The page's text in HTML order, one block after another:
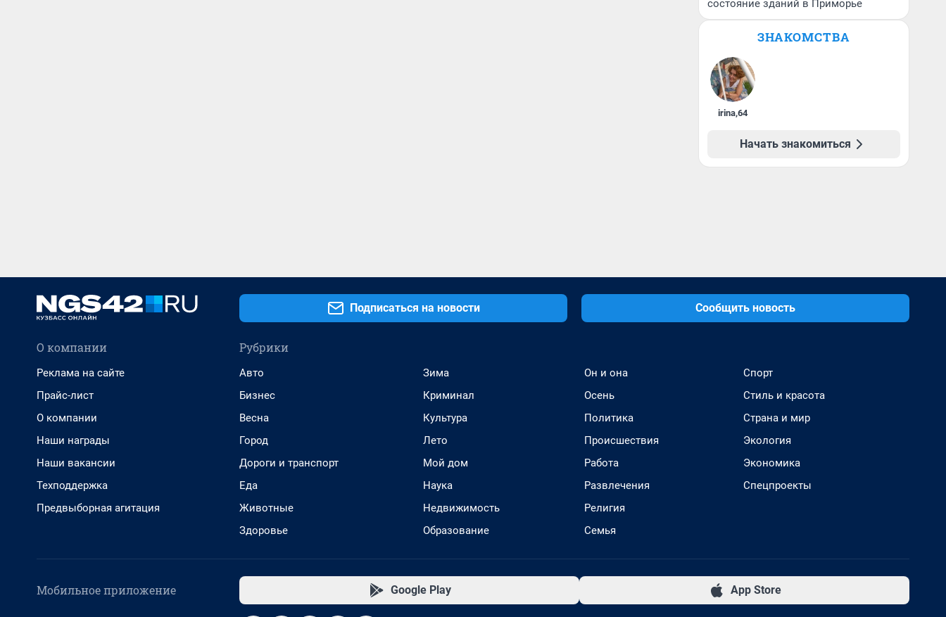
состояние зданий в Приморье
ЗНАКОМСТВА
irina,64
Начать знакомиться
Подписаться на новости Сообщить новость
О компании
Реклама на сайте
Прайс-лист
О компании
Наши награды
Наши вакансии
Техподдержка
Предвыборная агитация
Рубрики
Авто
Бизнес
Весна
Город
Дороги и транспорт
Еда
Животные
Здоровье
Зима
Криминал
Культура
Лето
Мой дом
Наука
Недвижимость
Образование
Он и она
Осень
Политика
Происшествия
Работа
Развлечения
Религия
Семья
Спорт
Стиль и красота
Страна и мир
Экология
Экономика
Спецпроекты
Мобильное приложение Google Play App Store